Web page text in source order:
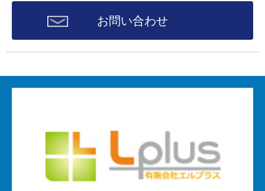
お問い合わせ